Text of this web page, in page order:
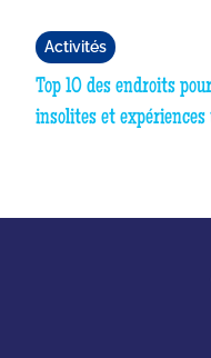
Activités
Top 10 des endroits
insolites et expériences